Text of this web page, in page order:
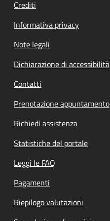
Crediti
Informativa privacy
Note legali
Dichiarazione di accessibilità
Contatti
Prenotazione appuntamento
Richiedi assistenza
Statistiche del portale
Leggi le FAQ
Pagamenti
Riepilogo valutazioni